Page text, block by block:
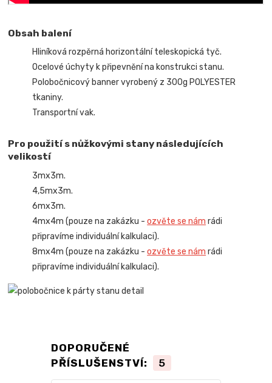
Obsah balení
Hliníková rozpěrná horizontální teleskopická tyč.
Ocelové úchyty k připevnění na konstrukci stanu.
Polobočnicový banner vyrobený z 300g POLYESTER
tkaniny.
Transportní vak.
Pro použití s nůžkovými stany následujících
velikostí
3mx3m.
4,5mx3m.
6mx3m.
4mx4m (pouze na zakázku -ozvěte se nám rádi
připravíme individuální kalkulaci).
8mx4m (pouze na zakázku -ozvěte se nám rádi
připravíme individuální kalkulaci).
DOPORUČENÉ
PŘÍSLUŠENSTVÍ:
5